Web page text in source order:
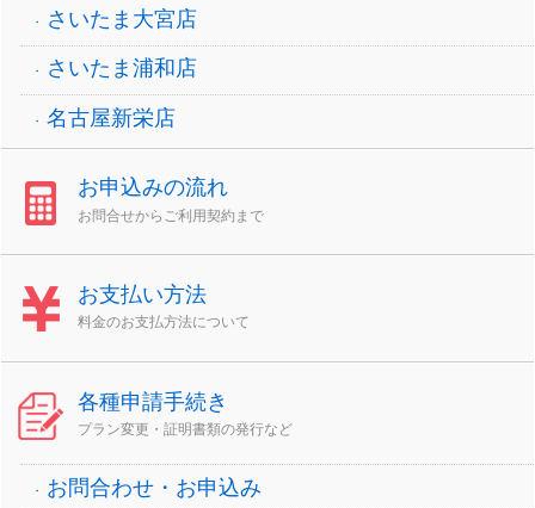
さいたま大宮店
さいたま浦和店
名古屋新栄店
お申込みの流れ
お問合せからご利用契約まで
お支払い方法
料金のお支払方法について
各種申請手続き
プラン変更・証明書類の発行など
お問合わせ・お申込み